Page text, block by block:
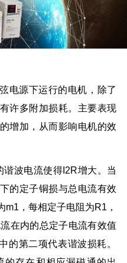
电源下运行的电机，除了
许多附加损耗。主要表现
增加，从而影响电机的效
波电流使得I2R增大。当
的定子铜损与总电流有效
，每相定子电阻为R1，
在内的总定子电流有效值
的第二项代表谐波损耗。